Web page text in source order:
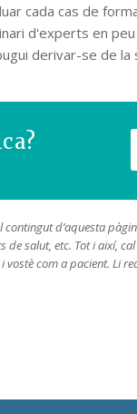
cada cas de
d'experts en
derivar-se de
d’aquesta
salut, etc. Tot i així,
com a pacient. Li